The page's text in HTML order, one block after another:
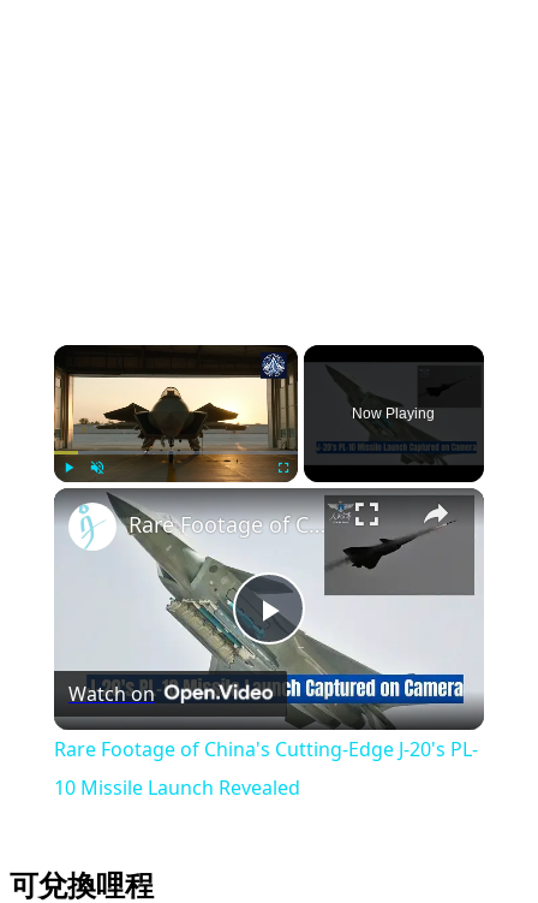
Play Unmute Fullscreen
Now Playing
Play
Video
Rare Footage of China's Cutting-Edge J-20's PL-10 Missile Launch Revealed
Watch on
Rare Footage of China's Cutting-Edge J-20's PL-
10 Missile Launch Revealed
可兌換哩程